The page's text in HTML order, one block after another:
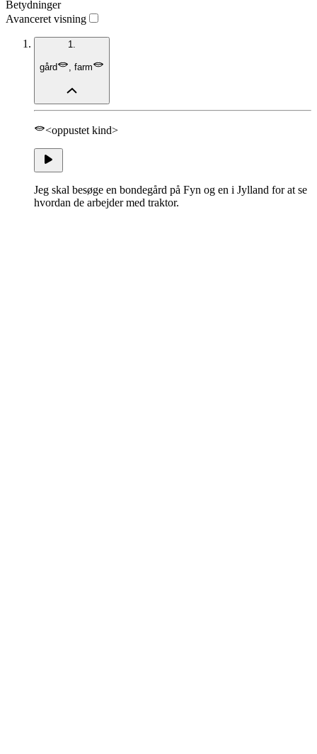
Betydninger
Avanceret visning
1.
gård , farm
<oppustet kind>
Jeg skal besøge en bondegård på Fyn og en i Jylland for at se
hvordan de arbejder med traktor.